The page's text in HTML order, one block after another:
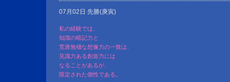
07月02日 先勝(庚寅)
私の経験では、
知識の暗記力と
荒唐無稽な想像力の一致は、
見識力ある創造力には
なることがあるが、
限定された個性である。